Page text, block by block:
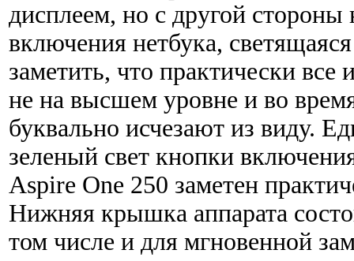
дисплеем, но с другой стороны
включения нетбука,
заметить, что практически
не на высшем уровне и во
буквально исчезают из виду.
зеленый свет кнопки
Aspire One 250 заметен
Нижняя крышка аппарата
том числе и для мгновенной